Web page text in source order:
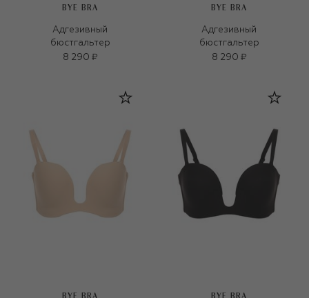
BYE BRA
Адгезивный
бюстгальтер
8 290 ₽
BYE BRA
Адгезивный
бюстгальтер
8 290 ₽